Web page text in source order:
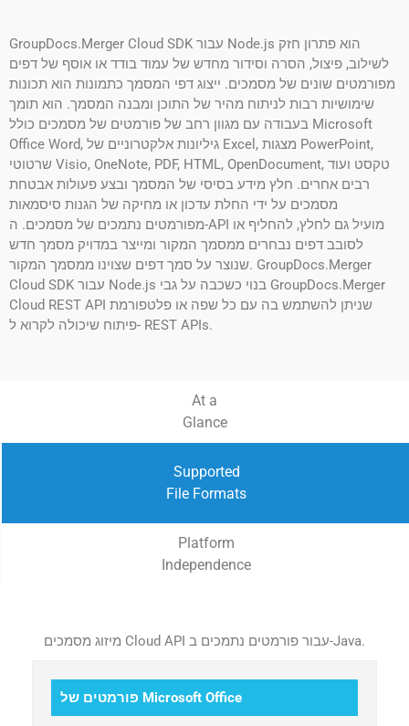
GroupDocs.Merger Cloud SDK עבור Node.js הוא פתרון חזק
לשילוב, פיצול, הסרה וסידור מחדש של עמוד בודד או אוסף של דפים
מפורמטים שונים של מסמכים. ייצוג דפי המסמך כתמונות הוא תכונות
שימושיות רבות לניתוח מהיר של התוכן ומבנה המסמך. הוא תומך
בעבודה עם מגוון רחב של פורמטים של מסמכים כולל Microsoft
Office Word, גיליונות אלקטרוניים של Excel, מצגות PowerPoint,
שרטוטי Visio, OneNote, PDF, HTML, OpenDocument, טקסט ועוד
רבים אחרים. חלץ מידע בסיסי של המסמך ובצע פעולות אבטחת
מסמכים על ידי החלת עדכון או מחיקה של הגנות סיסמאות
מפורמטים נתמכים של מסמכים. ה-API מועיל גם לחלץ, להחליף או
לסובב דפים נבחרים ממסמך המקור ומייצר במדויק מסמך חדש
שנוצר על סמך דפים שצוינו ממסמך המקור. GroupDocs.Merger
Cloud SDK עבור Node.js בנוי כשכבה על גבי GroupDocs.Merger
Cloud REST API שניתן להשתמש בה עם כל שפה או פלטפורמת
פיתוח שיכולה לקרוא ל- REST APIs.
At a
Glance
Supported
File Formats
Platform
Independence
מיזוג מסמכים Cloud API עבור פורמטים נתמכים ב-Java.
פורמטים של Microsoft Office